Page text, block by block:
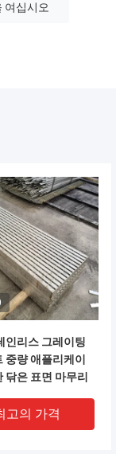
여십시오
인리스 그레이팅
중량 애플리케이
닦은 표면 마무리
고의 가격